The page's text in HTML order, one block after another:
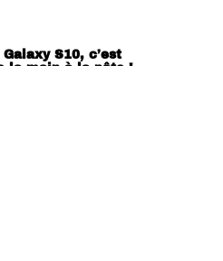
S10, c’est
la main à la pâte !